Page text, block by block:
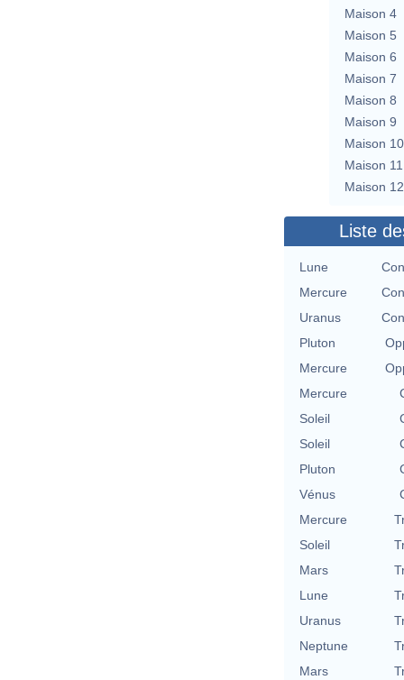
Maison 4
Maison 5
Maison 6
Maison 7
Maison 8
Maison 9
Maison 10
Maison 11
Maison 12
Liste
Lune
Mercure
Uranus
Pluton
Mercure
Mercure
Soleil
Soleil
Pluton
Vénus
Mercure
Soleil
Mars
Lune
Uranus
Neptune
Mars